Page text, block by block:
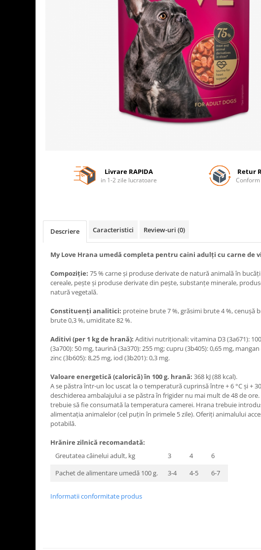
Livrare RAPIDA
in 1-2 zile lucratoare
Retur
Descriere Caracteristici Review-uri (0)
My Love Hrana umedă completa pentru caini adulți cu carne de
Compoziție: 75 % carne și produse derivate de natură animală în
cereale, pește și produse derivate din pește, substanțe minerale,
natură vegetală.
Constituenţi analitici: proteine brute 7 %, grăsimi brute 4 %, cenuşă
brute 0,3 %, umiditate 82 %.
Aditivi (per 1 kg de hrană): Aditivi nutriționali: vitamina D3 (3а671):
(3а700): 50 mg, taurină (3a370): 255 mg; cupru (3b405): 0,65 mg,
zinc (3b605): 8,25 mg, iod (3b201): 0,3 mg.
Valoare energetică (calorică) în 100 g. hrană: 368 kJ (88 kcal).
A se păstra într-un loc uscat la o temperatură cuprinsă între + 6 °C și +
deschiderea ambalajului a se păstra în frigider nu mai mult de 48 de
trebuie să fie consumată la temperatura camerei. Hrana trebuie
alimentația animalelor (cel puțin în primele 5 zile). Oferiți animalului
potabilă.
Hrănire zilnică recomandată:
Greutatea câinelui adult, kg
3 4
6
Pachet de alimentare umedă 100 g.
3-4 4-5 6-7
Informatii conformitate produs